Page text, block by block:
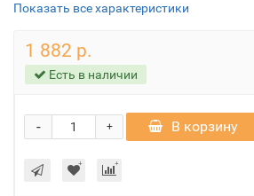
Показать все характеристики
1 882 р.
Есть в наличии
+
- В корзину